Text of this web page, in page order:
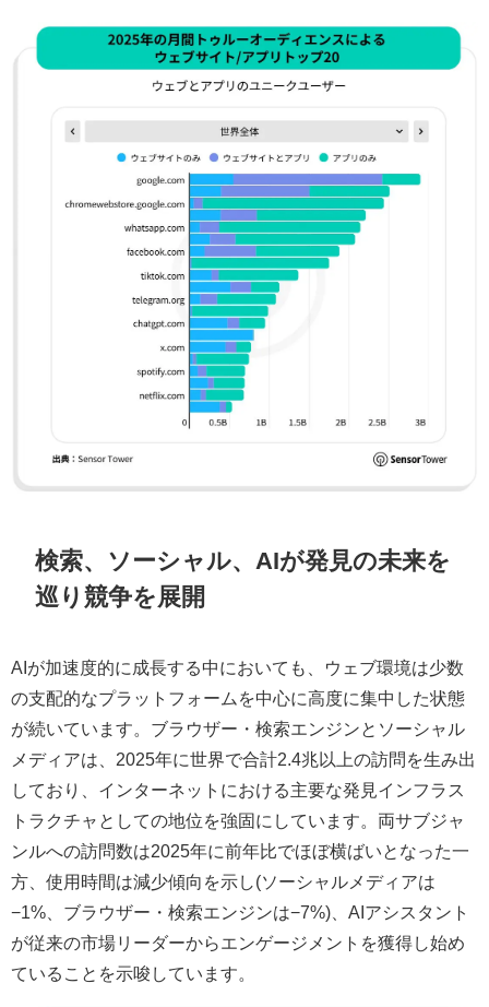
検索、ソーシャル、AIが発見の未来を
巡り競争を展開
AIが加速度的に成長する中においても、ウェブ環境は少数
の支配的なプラットフォームを中心に高度に集中した状態
が続いています。ブラウザー・検索エンジンとソーシャル
メディアは、2025年に世界で合計2.4兆以上の訪問を生み出
しており、インターネットにおける主要な発見インフラス
トラクチャとしての地位を強固にしています。両サブジャ
ンルへの訪問数は2025年に前年比でほぼ横ばいとなった一
方、使用時間は減少傾向を示し(ソーシャルメディアは
−1%、ブラウザー・検索エンジンは−7%)、AIアシスタント
が従来の市場リーダーからエンゲージメントを獲得し始め
ていることを示唆しています。